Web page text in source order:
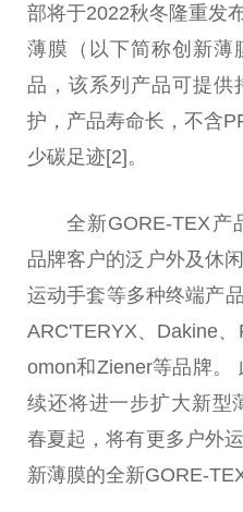
部将于2022秋冬隆重发
薄膜（以下简称创新薄
品，该系列产品可提供
护，产品寿命长，不含
少碳足迹[2]。
全新GORE-TEX产
品牌客户的泛户外及休
运动手套等多种终端产
ARC'TERYX、Dakine
omon和Ziener等品牌。
续还将进一步扩大新型
春夏起，将有更多户外
新薄膜的全新GORE-